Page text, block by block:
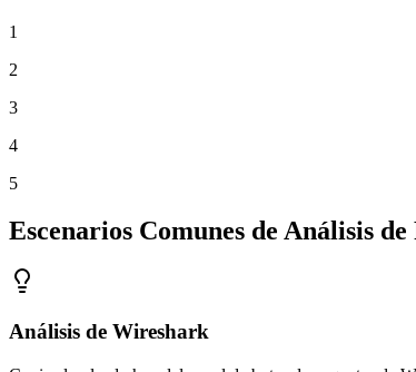
1
2
3
4
5
Escenarios Comunes de Análisis de
Análisis de Wireshark